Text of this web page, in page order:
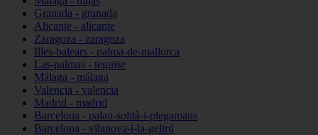
Granada - granada
Alicante - alicante
Zaragoza - zaragoza
Illes-balears - palma-de-mallorca
Las-palmas - teguise
Málaga - málaga
Valencia - valencia
Madrid - madrid
Barcelona - palau-solità-i-plegamans
Barcelona - vilanova-i-la-geltrú